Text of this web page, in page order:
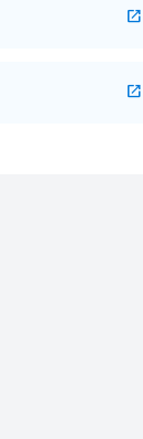
open_in_new
open_in_new